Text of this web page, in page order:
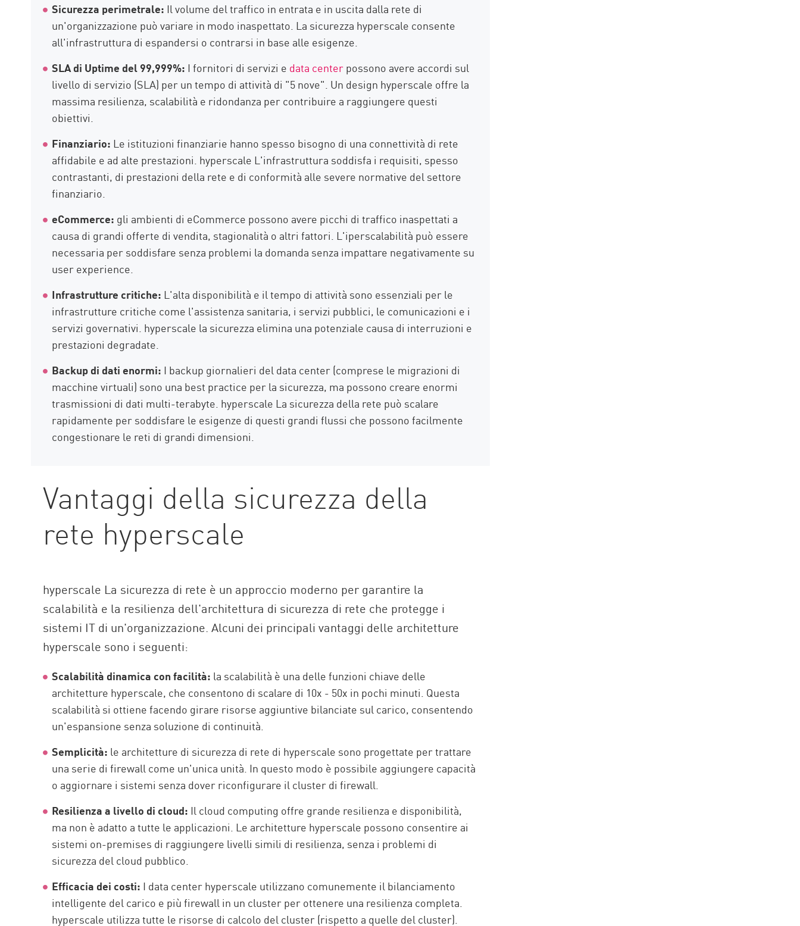
Sicurezza perimetrale: Il volume del traffico in entrata e in uscita dalla rete di
un'organizzazione può variare in modo inaspettato. La sicurezza hyperscale consente
all'infrastruttura di espandersi o contrarsi in base alle esigenze.
SLA di Uptime del 99,999%: I fornitori di servizi e data centerpossono avere accordi sul
livello di servizio (SLA) per un tempo di attività di "5 nove". Un design hyperscale offre la
massima resilienza, scalabilità e ridondanza per contribuire a raggiungere questi
obiettivi.
Finanziario: Le istituzioni finanziarie hanno spesso bisogno di una connettività di rete
affidabile e ad alte prestazioni. hyperscale L'infrastruttura soddisfa i requisiti, spesso
contrastanti, di prestazioni della rete e di conformità alle severe normative del settore
finanziario.
eCommerce: gli ambienti di eCommerce possono avere picchi di traffico inaspettati a
causa di grandi offerte di vendita, stagionalità o altri fattori. L'iperscalabilità può essere
necessaria per soddisfare senza problemi la domanda senza impattare negativamente su
user experience.
Infrastrutture critiche: L'alta disponibilità e il tempo di attività sono essenziali per le
infrastrutture critiche come l'assistenza sanitaria, i servizi pubblici, le comunicazioni e i
servizi governativi. hyperscale la sicurezza elimina una potenziale causa di interruzioni e
prestazioni degradate.
Backup di dati enormi: I backup giornalieri del data center (comprese le migrazioni di
macchine virtuali) sono una best practice per la sicurezza, ma possono creare enormi
trasmissioni di dati multi-terabyte. hyperscale La sicurezza della rete può scalare
rapidamente per soddisfare le esigenze di questi grandi flussi che possono facilmente
congestionare le reti di grandi dimensioni.
Vantaggi della sicurezza della
rete hyperscale
hyperscale La sicurezza di rete è un approccio moderno per garantire la
scalabilità e la resilienza dell'architettura di sicurezza di rete che protegge i
sistemi IT di un'organizzazione. Alcuni dei principali vantaggi delle architetture
hyperscale sono i seguenti:
Scalabilità dinamica con facilità: la scalabilità è una delle funzioni chiave delle
architetture hyperscale, che consentono di scalare di 10x - 50x in pochi minuti. Questa
scalabilità si ottiene facendo girare risorse aggiuntive bilanciate sul carico, consentendo
un'espansione senza soluzione di continuità.
Semplicità: le architetture di sicurezza di rete di hyperscale sono progettate per trattare
una serie di firewall come un'unica unità. In questo modo è possibile aggiungere capacità
o aggiornare i sistemi senza dover riconfigurare il cluster di firewall.
Resilienza a livello di cloud: Il cloud computing offre grande resilienza e disponibilità,
ma non è adatto a tutte le applicazioni. Le architetture hyperscale possono consentire ai
sistemi on-premises di raggiungere livelli simili di resilienza, senza i problemi di
sicurezza del cloud pubblico.
Efficacia dei costi: I data center hyperscale utilizzano comunemente il bilanciamento
intelligente del carico e più firewall in un cluster per ottenere una resilienza completa.
hyperscale utilizza tutte le risorse di calcolo del cluster (rispetto a quelle del cluster).